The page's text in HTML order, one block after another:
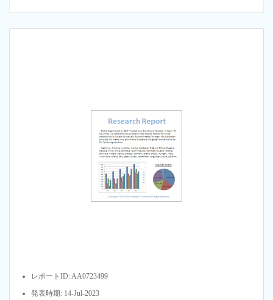
レポートID: AA0723499
発表時期: 14-Jul-2023